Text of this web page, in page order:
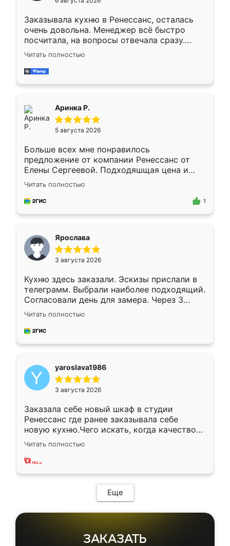
мебели буду заказывать только здесь.
Заказывала кухню в Ренессанс, осталась
очень довольна. Менеджер всё быстро
посчитала, на вопросы отвечала сразу.
Замерщик приехал в субботу, подошёл к
делу со всей ответственностью. Собрали
за день, ребята работали аккуратно, даже
Читать полностью
Аринка Р.
5 августа 2026
Больше всех мне понравилось
предложение от компании Ренессанс от
Елены Сергеевой. Подходяшщая цена и
короткие сроки изготовления. Приехавший
для замера сотрудник Владислав
предложил по моему эскизу самый
Читать полностью
1
Ярослава
3 августа 2026
Кухню здесь заказали. Эскизы прислали в
телеграмм. Выбрали наиболее подходящий.
Согласовали день для замера. Через 3
недели кухня была уже готова. Остались
довольны работой. Спасибо Ренессанс
мебель за качественную работу!
Читать полностью
yaroslava1986
3 августа 2026
Заказала себе новый шкаф в студии
Ренессанс где ранее заказывала себе
новую кухню.Чего искать, когда качеством
вполне довольна. Служит кухня уже почти
два года, нареканий нет.
Читать полностью
Еще
ЗАКАЗАТЬ